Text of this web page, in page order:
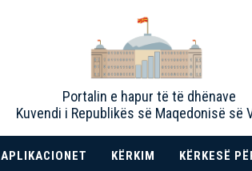
Portalin e hapur të të dhënave
Kuvendi i Republikës së Maqedonisë së
APLIKACIONET KËRKIM KËRKESË